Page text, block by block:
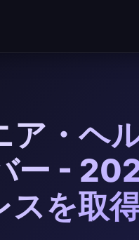
ア・ヘ
ー -
スを取